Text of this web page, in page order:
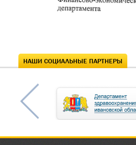
НАШИ СОЦИАЛЬНЫЕ ПАРТНЕРЫ